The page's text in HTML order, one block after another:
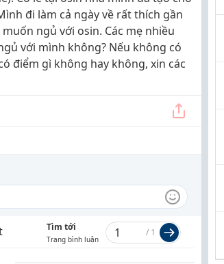
đi làm cả ngày về rất thích gần
ngủ với osin. Các mẹ nhiều
với mình không? Nếu không có
điểm gì không hay không, xin các
Tìm tới
Trang bình luận
/ 1